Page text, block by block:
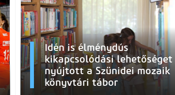
Idén is élménydús
kikapcsolódási lehetőséget
nyújtott a Szünidei mozaik
könyvtári tábor